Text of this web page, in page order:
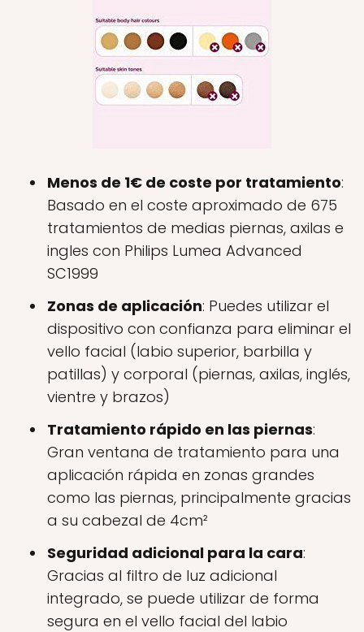
Menos de 1€ de coste por tratamiento:
Basado en el coste aproximado de 675
tratamientos de medias piernas, axilas e
ingles con Philips Lumea Advanced
SC1999
Zonas de aplicación: Puedes utilizar el
dispositivo con confianza para eliminar el
vello facial (labio superior, barbilla y
patillas) y corporal (piernas, axilas, inglés,
vientre y brazos)
Tratamiento rápido en las piernas:
Gran ventana de tratamiento para una
aplicación rápida en zonas grandes
como las piernas, principalmente gracias
a su cabezal de 4cm²
Seguridad adicional para la cara:
Gracias al filtro de luz adicional
integrado, se puede utilizar de forma
segura en el vello facial del labio